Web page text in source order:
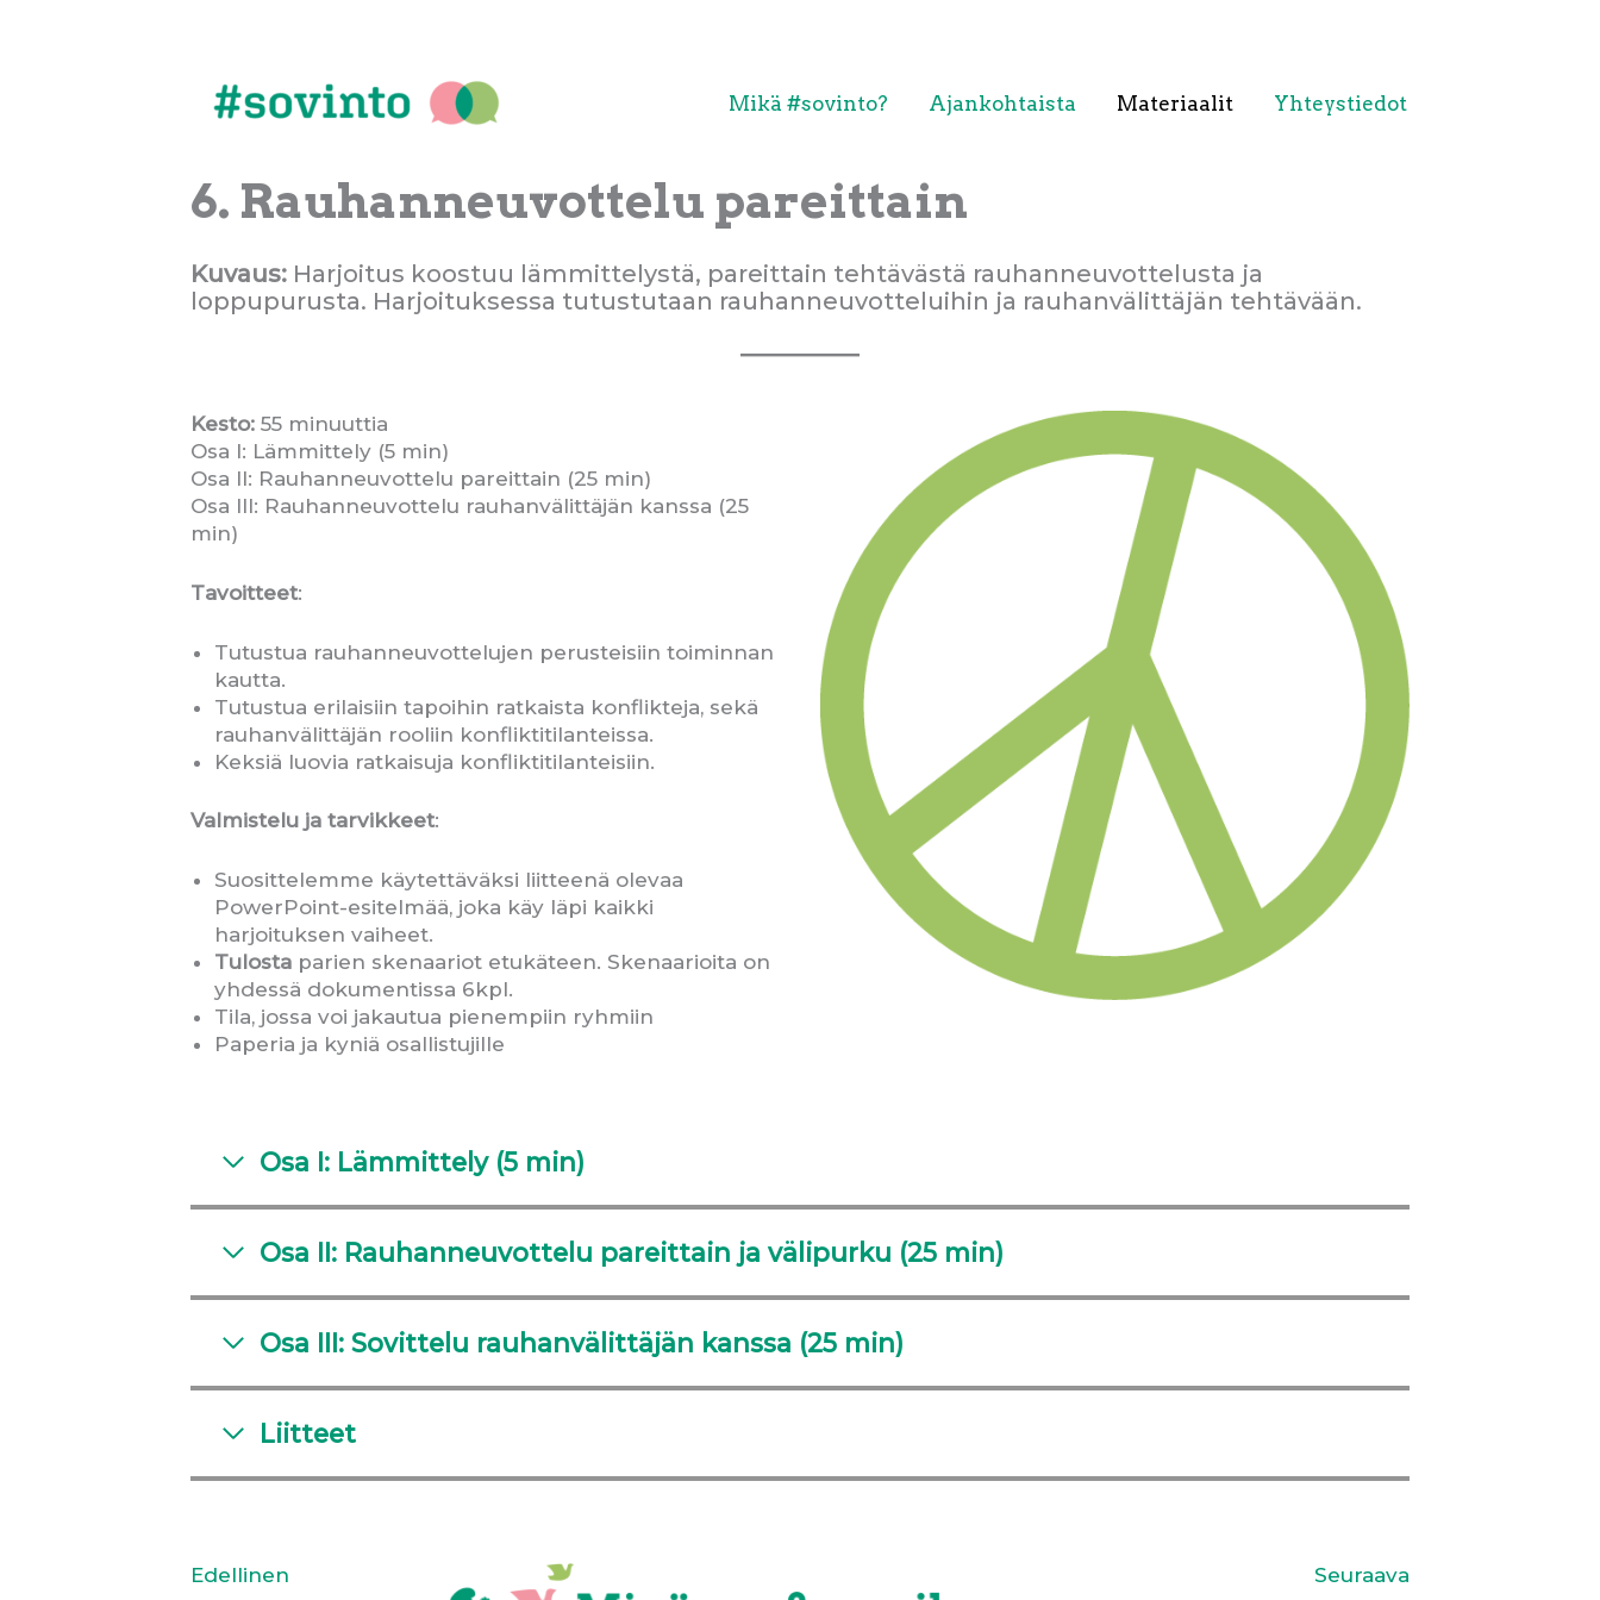
Mikä #sovinto? Ajankohtaista Materiaalit Yhteystiedot
6. Rauhanneuvottelu pareittain
Kuvaus: Harjoitus koostuu lämmittelystä, pareittain tehtävästä rauhanneuvottelusta ja
loppupurusta. Harjoituksessa tutustutaan rauhanneuvotteluihin ja rauhanvälittäjän tehtävään.
Kesto: 55 minuuttia
Osa I: Lämmittely (5 min)
Osa II: Rauhanneuvottelu pareittain (25 min)
Osa III: Rauhanneuvottelu rauhanvälittäjän kanssa (25
min)
Tavoitteet:
Tutustua rauhanneuvottelujen perusteisiin toiminnan
kautta.
Tutustua erilaisiin tapoihin ratkaista konflikteja, sekä
rauhanvälittäjän rooliin konfliktitilanteissa.
Keksiä luovia ratkaisuja konfliktitilanteisiin.
Valmistelu ja tarvikkeet:
Suosittelemme käytettäväksi liitteenä olevaa
PowerPoint-esitelmää, joka käy läpi kaikki
harjoituksen vaiheet.
Tulosta parien skenaariot etukäteen. Skenaarioita on
yhdessä dokumentissa 6kpl.
Tila, jossa voi jakautua pienempiin ryhmiin
Paperia ja kyniä osallistujille
Osa I: Lämmittely (5 min)
Osa II: Rauhanneuvottelu pareittain ja välipurku (25 min)
Osa III: Sovittelu rauhanvälittäjän kanssa (25 min)
Liitteet
Edellinen Seuraava